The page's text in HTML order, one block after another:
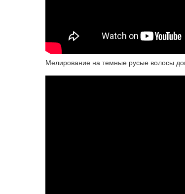
Мелирование на темные русые волосы